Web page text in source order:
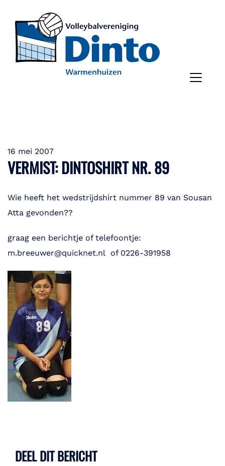
16 mei 2007
VERMIST: DINTOSHIRT NR. 89
Wie heeft het wedstrijdshirt nummer 89 van Sousan
Atta gevonden??
graag een berichtje of telefoontje:
m.breeuwer@quicknet.nl of 0226-391958
DEEL DIT BERICHT